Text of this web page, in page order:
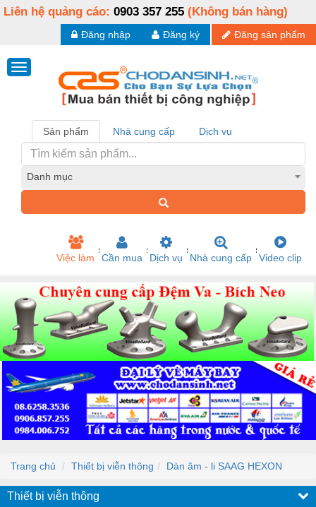
Liên hệ quảng cáo: 0903 357 255 (Không bán hàng)
Đăng sản phẩm
Đăng ký
Đăng nhập
Sản phẩm Nhà cung cấp Dịch vụ
Danh mục
Việc làm Cần mua Dịch vụ Nhà cung cấp Video clip
Trang chủ Thiết bị viễn thông Dàn âm - li SAAG HEXON
Thiết bị viễn thông